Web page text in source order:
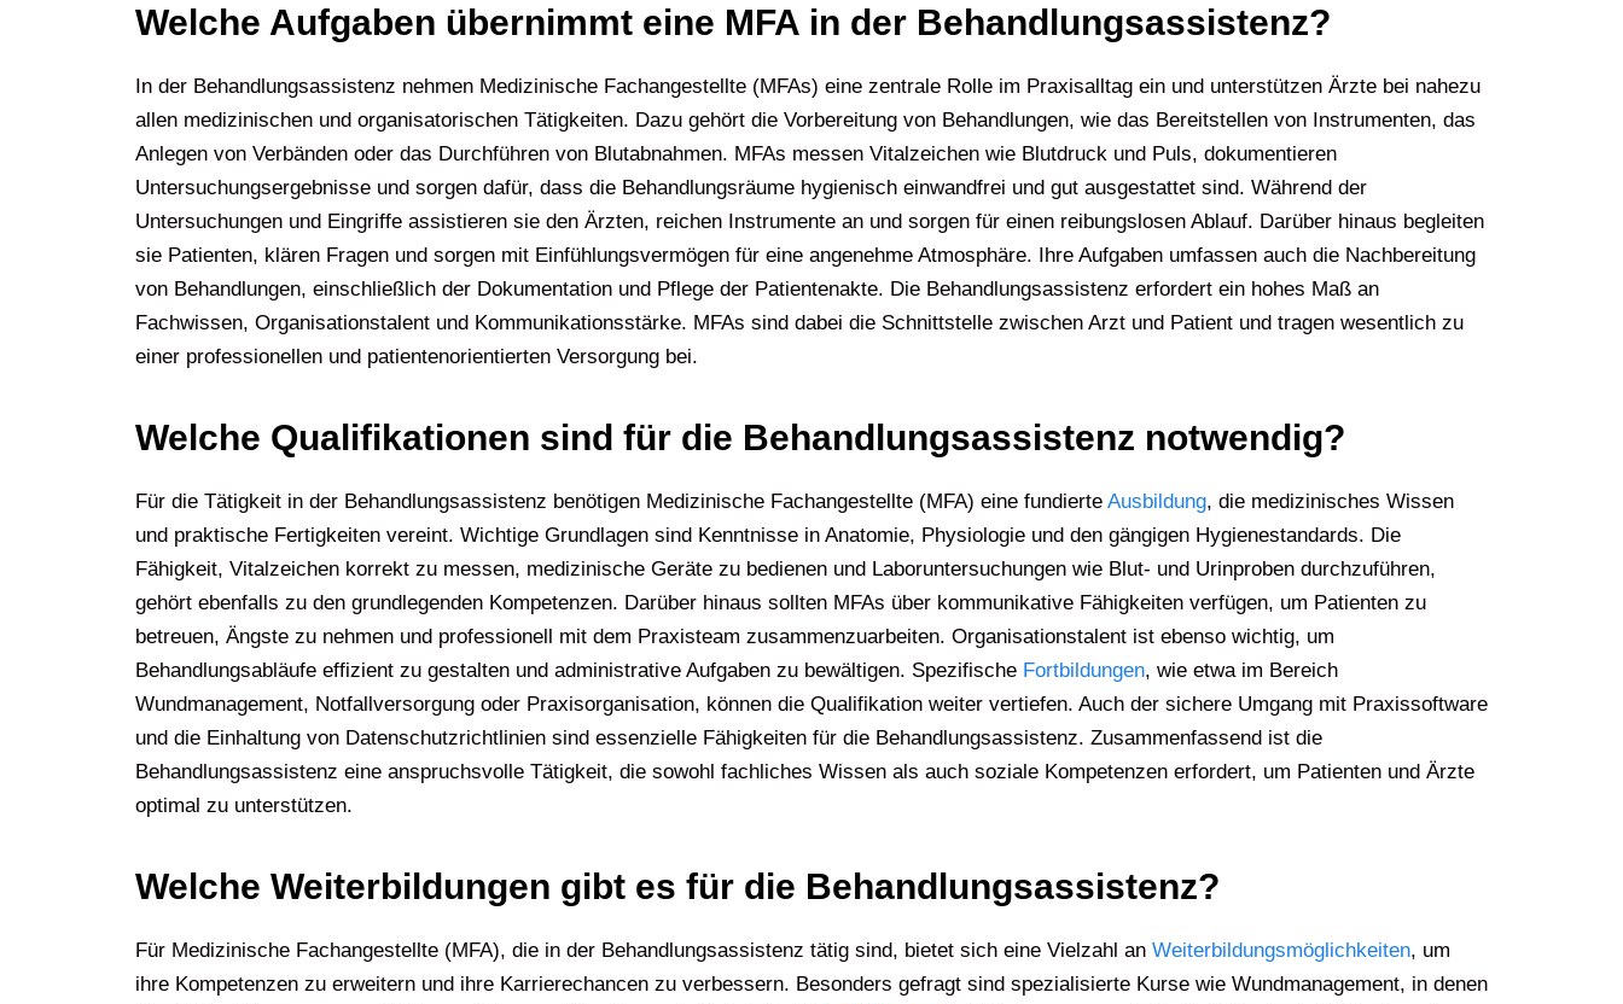
Welche Aufgaben übernimmt eine MFA in der Behandlungsassistenz?
In der Behandlungsassistenz nehmen Medizinische Fachangestellte (MFAs) eine zentrale Rolle im Praxisalltag ein und unterstützen Ärzte bei nahezu
allen medizinischen und organisatorischen Tätigkeiten. Dazu gehört die Vorbereitung von Behandlungen, wie das Bereitstellen von Instrumenten, das
Anlegen von Verbänden oder das Durchführen von Blutabnahmen. MFAs messen Vitalzeichen wie Blutdruck und Puls, dokumentieren
Untersuchungsergebnisse und sorgen dafür, dass die Behandlungsräume hygienisch einwandfrei und gut ausgestattet sind. Während der
Untersuchungen und Eingriffe assistieren sie den Ärzten, reichen Instrumente an und sorgen für einen reibungslosen Ablauf. Darüber hinaus begleiten
sie Patienten, klären Fragen und sorgen mit Einfühlungsvermögen für eine angenehme Atmosphäre. Ihre Aufgaben umfassen auch die Nachbereitung
von Behandlungen, einschließlich der Dokumentation und Pflege der Patientenakte. Die Behandlungsassistenz erfordert ein hohes Maß an
Fachwissen, Organisationstalent und Kommunikationsstärke. MFAs sind dabei die Schnittstelle zwischen Arzt und Patient und tragen wesentlich zu
einer professionellen und patientenorientierten Versorgung bei.
Welche Qualifikationen sind für die Behandlungsassistenz notwendig?
Für die Tätigkeit in der Behandlungsassistenz benötigen Medizinische Fachangestellte (MFA) eine fundierte Ausbildung, die medizinisches Wissen
und praktische Fertigkeiten vereint. Wichtige Grundlagen sind Kenntnisse in Anatomie, Physiologie und den gängigen Hygienestandards. Die
Fähigkeit, Vitalzeichen korrekt zu messen, medizinische Geräte zu bedienen und Laboruntersuchungen wie Blut- und Urinproben durchzuführen,
gehört ebenfalls zu den grundlegenden Kompetenzen. Darüber hinaus sollten MFAs über kommunikative Fähigkeiten verfügen, um Patienten zu
betreuen, Ängste zu nehmen und professionell mit dem Praxisteam zusammenzuarbeiten. Organisationstalent ist ebenso wichtig, um
Behandlungsabläufe effizient zu gestalten und administrative Aufgaben zu bewältigen. Spezifische Fortbildungen, wie etwa im Bereich
Wundmanagement, Notfallversorgung oder Praxisorganisation, können die Qualifikation weiter vertiefen. Auch der sichere Umgang mit Praxissoftware
und die Einhaltung von Datenschutzrichtlinien sind essenzielle Fähigkeiten für die Behandlungsassistenz. Zusammenfassend ist die
Behandlungsassistenz eine anspruchsvolle Tätigkeit, die sowohl fachliches Wissen als auch soziale Kompetenzen erfordert, um Patienten und Ärzte
optimal zu unterstützen.
Welche Weiterbildungen gibt es für die Behandlungsassistenz?
Für Medizinische Fachangestellte (MFA), die in der Behandlungsassistenz tätig sind, bietet sich eine Vielzahl an Weiterbildungsmöglichkeiten, um
ihre Kompetenzen zu erweitern und ihre Karrierechancen zu verbessern. Besonders gefragt sind spezialisierte Kurse wie Wundmanagement, in denen